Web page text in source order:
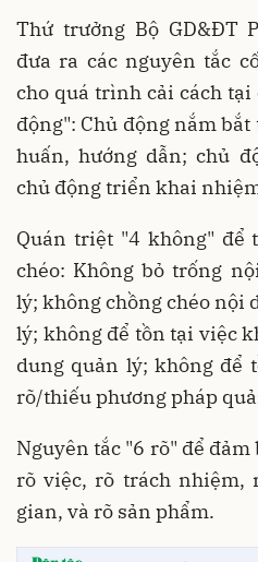
Thứ trưởng Bộ GD&ĐT
đưa ra các nguyên tắc
cho quá trình cải cách
động": Chủ động nắm
huấn, hướng dẫn; chủ
chủ động triển khai
Quán triệt "4 không" để
chéo: Không bỏ trống
lý; không chồng chéo
lý; không để tồn tại việc
dung quản lý; không để
rõ/thiếu phương pháp
Nguyên tắc "6 rõ" để
rõ việc, rõ trách nhiệm,
gian, và rõ sản phẩm.